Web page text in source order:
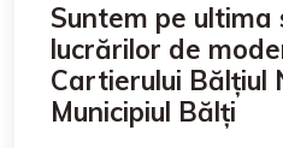
Suntem pe
lucrărilor de
Cartierului Bălțiul
Municipiul Bălți